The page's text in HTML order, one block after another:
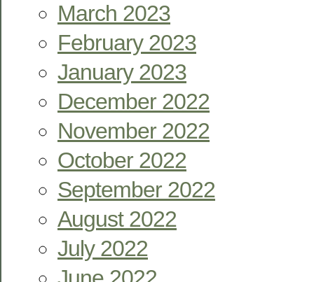
March 2023
February 2023
January 2023
December 2022
November 2022
October 2022
September 2022
August 2022
July 2022